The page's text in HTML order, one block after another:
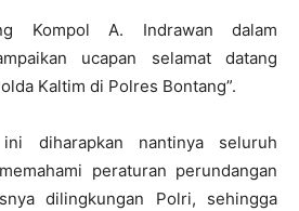
Kompol A. Indrawan dalam
ucapan selamat datang
Kaltim di Polres Bontang”.
diharapkan nantinya seluruh
peraturan perundangan
dilingkungan Polri, sehingga